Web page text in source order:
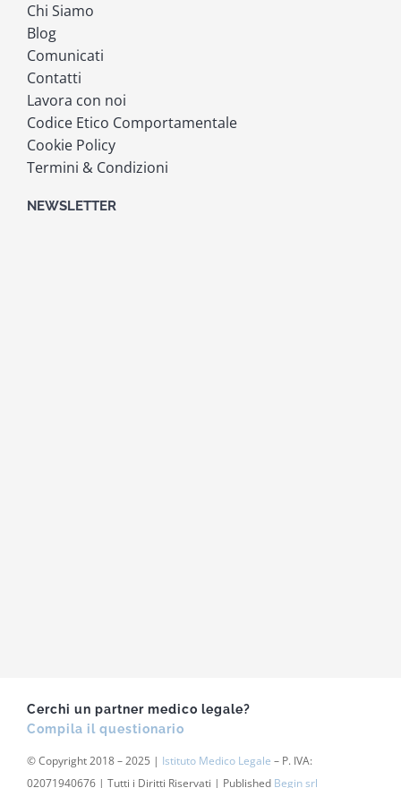
Chi Siamo
Blog
Comunicati
Contatti
Lavora con noi
Codice Etico Comportamentale
Cookie Policy
Termini & Condizioni
NEWSLETTER
Cerchi un partner medico legale?
Compila il questionario
© Copyright 2018 – 2025 | Istituto Medico Legale – P. IVA:
02071940676 | Tutti i Diritti Riservati | Published Begin srl